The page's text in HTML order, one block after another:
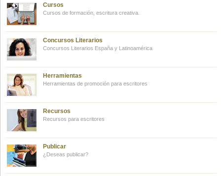
Cursos
Cursos de formación, escritura creativa.
Concursos Literarios
Concursos Literarios España y Latinoamérica
Herramientas
Herramientas de promoción para escritores
Recursos
Recursos para escritores
Publicar
¿Deseas publicar?